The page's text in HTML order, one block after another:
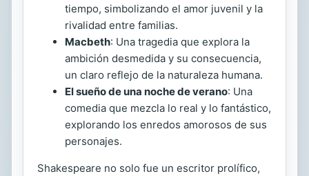
tiempo, simbolizando el amor juvenil y la
rivalidad entre familias.
Macbeth: Una tragedia que explora la
ambición desmedida y su consecuencia,
un claro reflejo de la naturaleza humana.
El sueño de una noche de verano: Una
comedia que mezcla lo real y lo fantástico,
explorando los enredos amorosos de sus
personajes.
Shakespeare no solo fue un escritor prolífico,